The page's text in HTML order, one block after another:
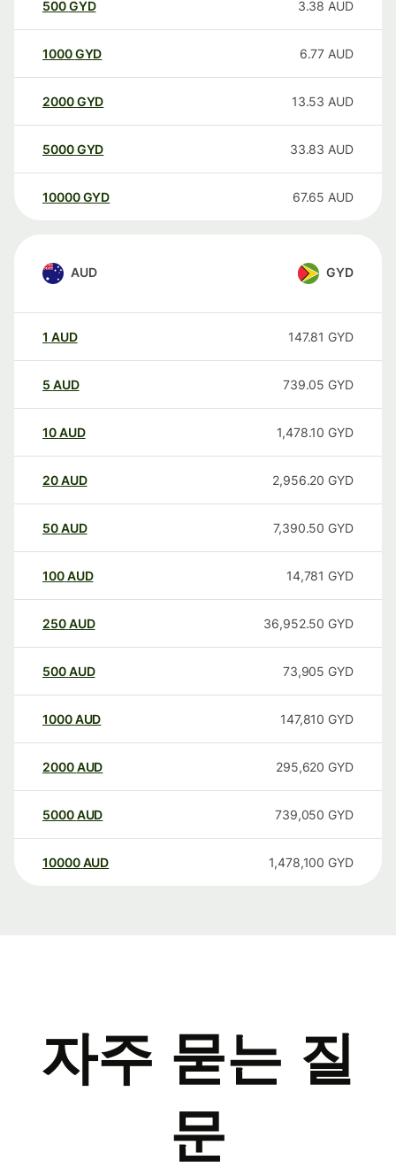
500GYD 3.38 AUD
1000GYD 6.77 AUD
2000GYD 13.53 AUD
5000GYD 33.83 AUD
10000 GYD 67.65 AUD
AUD GYD
1 AUD 147.81 GYD
5 AUD 739.05 GYD
10AUD 1,478.10 GYD
20AUD 2,956.20 GYD
50AUD 7,390.50 GYD
100AUD 14,781 GYD
250AUD 36,952.50 GYD
500AUD 73,905 GYD
1000AUD 147,810 GYD
2000AUD 295,620 GYD
5000AUD 739,050 GYD
10000 AUD 1,478,100 GYD
자주 묻는 질
문